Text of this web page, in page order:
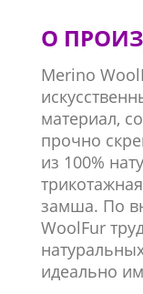
О
Merino
материал,
прочно
из 100%
замша. По
WoolFur
идеально